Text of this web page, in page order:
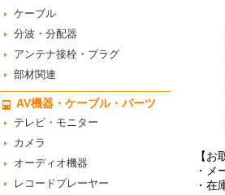
ケーブル
分波・分配器
アンテナ接栓・プラグ
部材関連
AV機器・ケーブル・パーツ
テレビ・モニター
カメラ
オーディオ機器
レコードプレーヤー
【お
・メ
・在